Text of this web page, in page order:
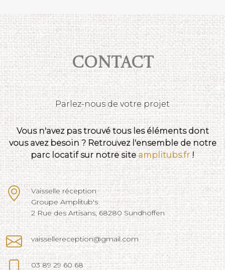
Contact
Parlez-nous de votre projet
Vous n'avez pas trouvé tous les éléments dont
vous avez besoin ? Retrouvez l'ensemble de notre
parc locatif sur notre site amplitubs.fr !
Vaisselle réception
Groupe Amplitub's
2 Rue des Artisans, 68280 Sundhoffen
vaissellereception@gmail.com
03 89 29 60 68